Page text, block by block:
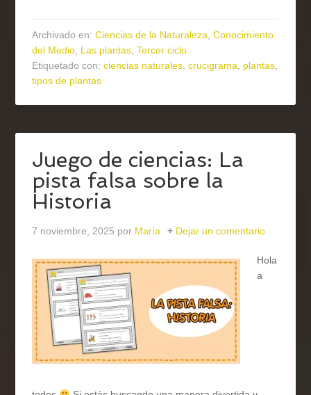
Archivado en:Ciencias de la Naturaleza,Conocimiento
del Medio, Las plantas,Tercer ciclo
Etiquetado con:ciencias naturales,crucigrama, plantas,
tipos de plantas
Juego de ciencias: La
pista falsa sobre la
Historia
7 noviembre, 2025 por María Dejar un comentario
Hola
a